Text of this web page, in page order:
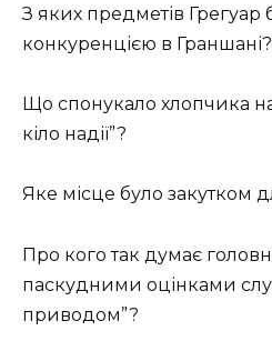
З яких предметів Грегуар
конкуренцією в Граншані?
Що спонукало хлопчика
кіло надії”?
Яке місце було закутком
Про кого так думає
паскудними оцінками
приводом”?